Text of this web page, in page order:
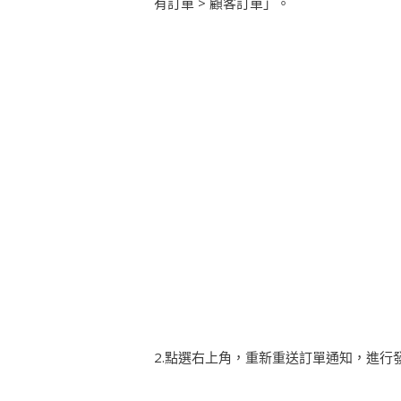
2.點選右上角，重新重送訂單通知，進行